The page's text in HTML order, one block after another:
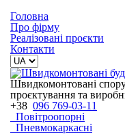
Головна
Про фірму
Реалізовані проєкти
Контакти
Швидкомонтовані
проєктування та
+38 096 769-03-11
Повітроопорні
Пневмокаркасні